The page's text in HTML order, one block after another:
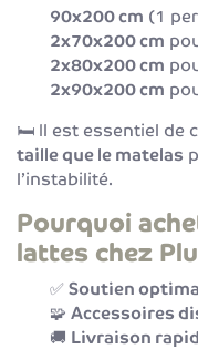
90x200 cm (1
2x70x200 cm
2x80x200 cm
2x90x200 cm
🛏️ Il est essentiel de
taille que le matelas
l’instabilité.
Pourquoi
lattes chez
✅ Soutien
🧩 Accessoires
🚚 Livraison